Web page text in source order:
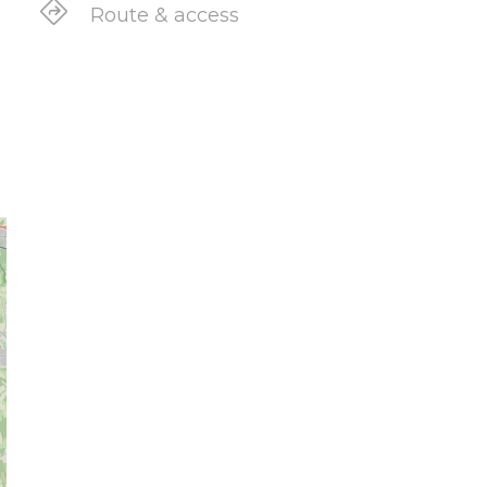
Route & access